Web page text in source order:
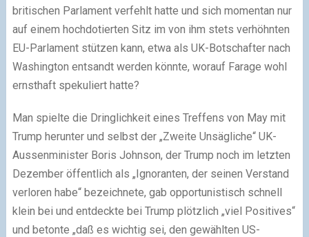
britischen Parlament verfehlt hatte und sich momentan nur
auf einem hochdotierten Sitz im von ihm stets verhöhnten
EU-Parlament stützen kann, etwa als UK-Botschafter nach
Washington entsandt werden könnte, worauf Farage wohl
ernsthaft spekuliert hatte?
Man spielte die Dringlichkeit eines Treffens von May mit
Trump herunter und selbst der „Zweite Unsägliche“ UK-
Aussenminister Boris Johnson, der Trump noch im letzten
Dezember öffentlich als „Ignoranten, der seinen Verstand
verloren habe“ bezeichnete, gab opportunistisch schnell
klein bei und entdeckte bei Trump plötzlich „viel Positives“
und betonte „daß es wichtig sei, den gewählten US-